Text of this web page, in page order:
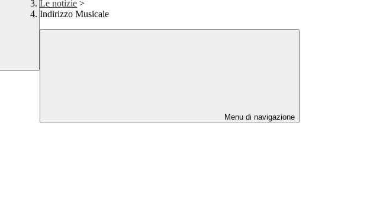
Le notizie >
Indirizzo Musicale
Menu di navigazione